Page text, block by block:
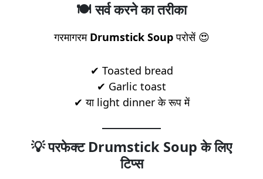
🍽️ सर्व करने का तरीका
गरमागरम Drumstick Soupपरोसें 😍
✔ Toasted bread
✔ Garlic toast
✔ या light dinner के रूप में
💡 परफेक्ट Drumstick Soup के लिए
टिप्स